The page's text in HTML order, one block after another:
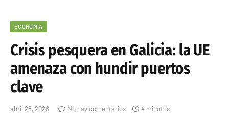
ECONOMÍA
Crisis pesquera en Galicia: la UE
amenaza con hundir puertos
clave
abril 28, 2026 No hay comentarios 4 minutos